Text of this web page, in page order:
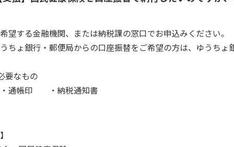
望する金融機関、または納税課の窓口でお申込みください。
ちょ銀行・郵便局からの口座振替をご希望の方は、ゆうちょ
要なもの
通帳印 ・納税通知書